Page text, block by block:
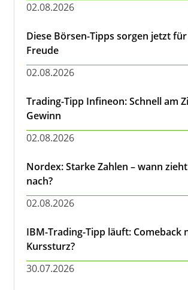
02.08.2026
Diese Börsen-Tipps sorgen jetzt
Freude
02.08.2026
Trading-Tipp Infineon: Schnell am
Gewinn
02.08.2026
Nordex: Starke Zahlen – wann
nach?
02.08.2026
IBM-Trading-Tipp läuft: Comeback
Kurssturz?
30.07.2026